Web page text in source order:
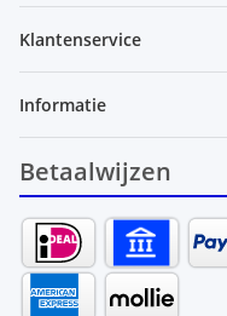
Klantenservice
Informatie
Betaalwijzen